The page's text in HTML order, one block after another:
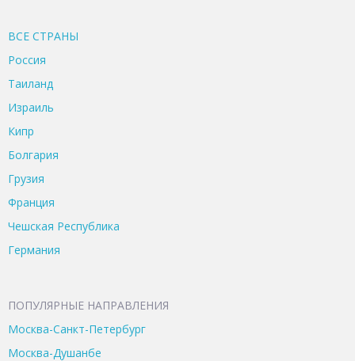
ВСЕ CТРАНЫ
Россия
Таиланд
Израиль
Кипр
Болгария
Грузия
Франция
Чешская Республика
Германия
ПОПУЛЯРНЫЕ НАПРАВЛЕНИЯ
Москва-Санкт-Петербург
Москва-Душанбе